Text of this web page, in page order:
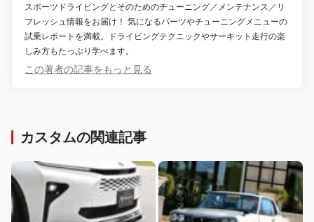
スポーツドライビングとそのためのチューニング／メンテナンス／リ
フレッシュ情報をお届け！ 気になるパーツやチューニングメニューの
試乗レポートを満載。ドライビングテクニックやサーキット走行の楽
しみ方もたっぷり学べます。
この著者の記事をもっと見る
カスタムの関連記事